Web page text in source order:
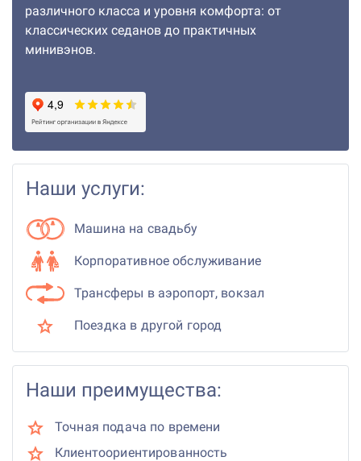
различного класса и уровня комфорта: от
классических седанов до практичных
минивэнов.
Наши услуги:
Машина на свадьбу
Корпоративное обслуживание
Трансферы в аэропорт, вокзал
Поездка в другой город
Наши преимущества:
Точная подача по времени
Клиентоориентированность